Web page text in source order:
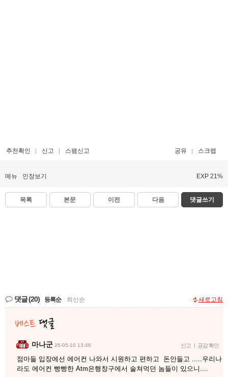
추천확인 신고 스팸신고 공유 스크랩
메뉴 인장보기 EXP 21%
목록 본문 이전 다음 댓글쓰기
댓글(20) 등록순 최신순 새로고침
마나군 26-05-10 13:46 신고 | 공감 확인
점마들 입장에선 에어컨 나와서 시원하고 편하고 돈안들고 .....우리나
라도 에어컨 빵빵한 Atm은행창구에서 술쳐먹던 놈들이 있으니....